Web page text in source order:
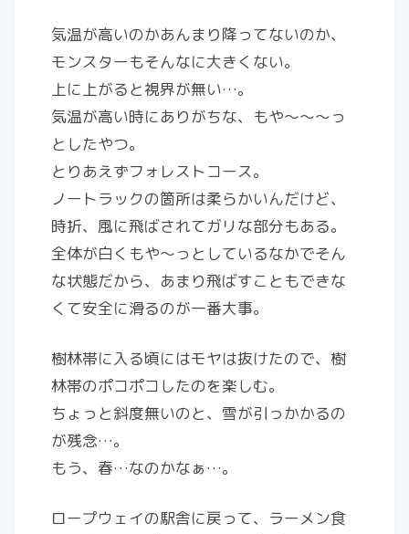
気温が高いのかあんまり降ってないのか、
モンスターもそんなに大きくない。
上に上がると視界が無い…。
気温が高い時にありがちな、もや～～～っ
としたやつ。
とりあえずフォレストコース。
ノートラックの箇所は柔らかいんだけど、
時折、風に飛ばされてガリな部分もある。
全体が白くもや～っとしているなかでそん
な状態だから、あまり飛ばすこともできな
くて安全に滑るのが一番大事。
樹林帯に入る頃にはモヤは抜けたので、樹
林帯のポコポコしたのを楽しむ。
ちょっと斜度無いのと、雪が引っかかるの
が残念…。
もう、春…なのかなぁ…。
ロープウェイの駅舎に戻って、ラーメン食